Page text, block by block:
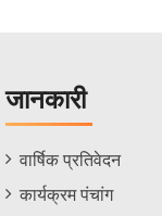
जानकारी
Informations
Menu
वार्षिक प्रतिवेदन
कार्यक्रम पंचांग